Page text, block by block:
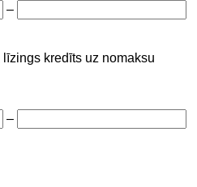
–
līzings kredīts uz nomaksu
–